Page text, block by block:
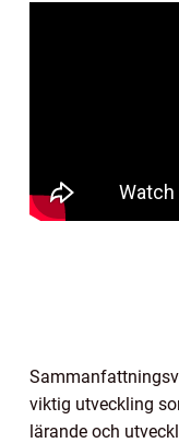
viktig utveckling
lärande och